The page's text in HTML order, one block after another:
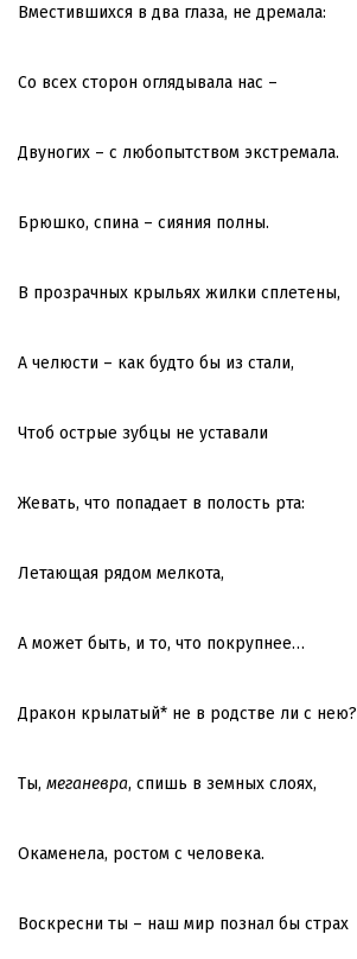
Вместившихся в два глаза, не дремала:
Со всех сторон оглядывала нас –
Двуногих – с любопытством экстремала.
Брюшко, спина – сияния полны.
В прозрачных крыльях жилки сплетены,
А челюсти – как будто бы из стали,
Чтоб острые зубцы не уставали
Жевать, что попадает в полость рта:
Летающая рядом мелкота,
А может быть, и то, что покрупнее…
Дракон крылатый* не в родстве ли с нею?
Ты, меганевра, спишь в земных слоях,
Окаменела, ростом с человека.
Воскресни ты – наш мир познал бы страх